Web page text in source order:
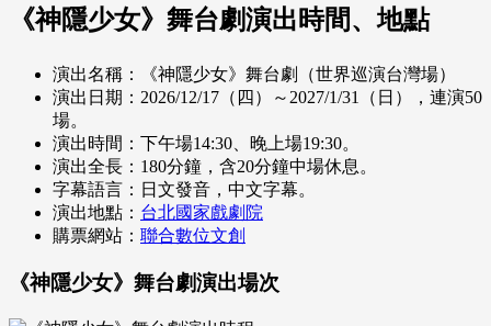
《神隱少女》舞台劇演出時間、地點
演出名稱：《神隱少女》舞台劇（世界巡演台灣場）
演出日期：2026/12/17（四）～2027/1/31（日），連演50
場。
演出時間：下午場14:30、晚上場19:30。
演出全長：180分鐘，含20分鐘中場休息。
字幕語言：日文發音，中文字幕。
演出地點： 台北國家戲劇院
購票網站： 聯合數位文創
《神隱少女》舞台劇演出場次